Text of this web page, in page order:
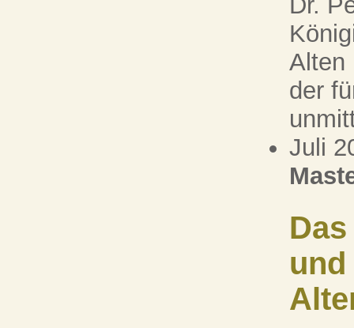
Alten
der
Juli